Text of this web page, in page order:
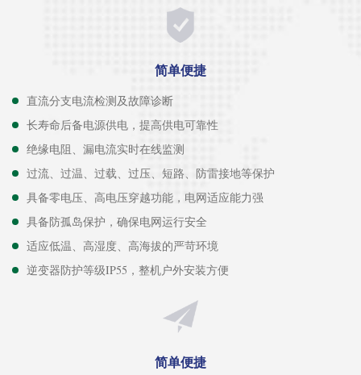
简单便捷
直流分支电流检测及故障诊断
长寿命后备电源供电，提高供电可靠性
绝缘电阻、漏电流实时在线监测
过流、过温、过载、过压、短路、防雷接地等保护
具备零电压、高电压穿越功能，电网适应能力强
具备防孤岛保护，确保电网运行安全
适应低温、高湿度、高海拔的严苛环境
逆变器防护等级IP55，整机户外安装方便
简单便捷